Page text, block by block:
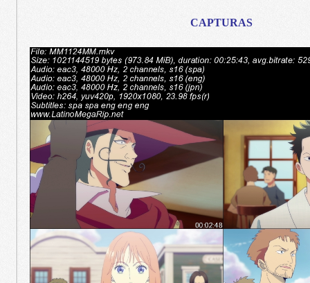
CAPTURAS